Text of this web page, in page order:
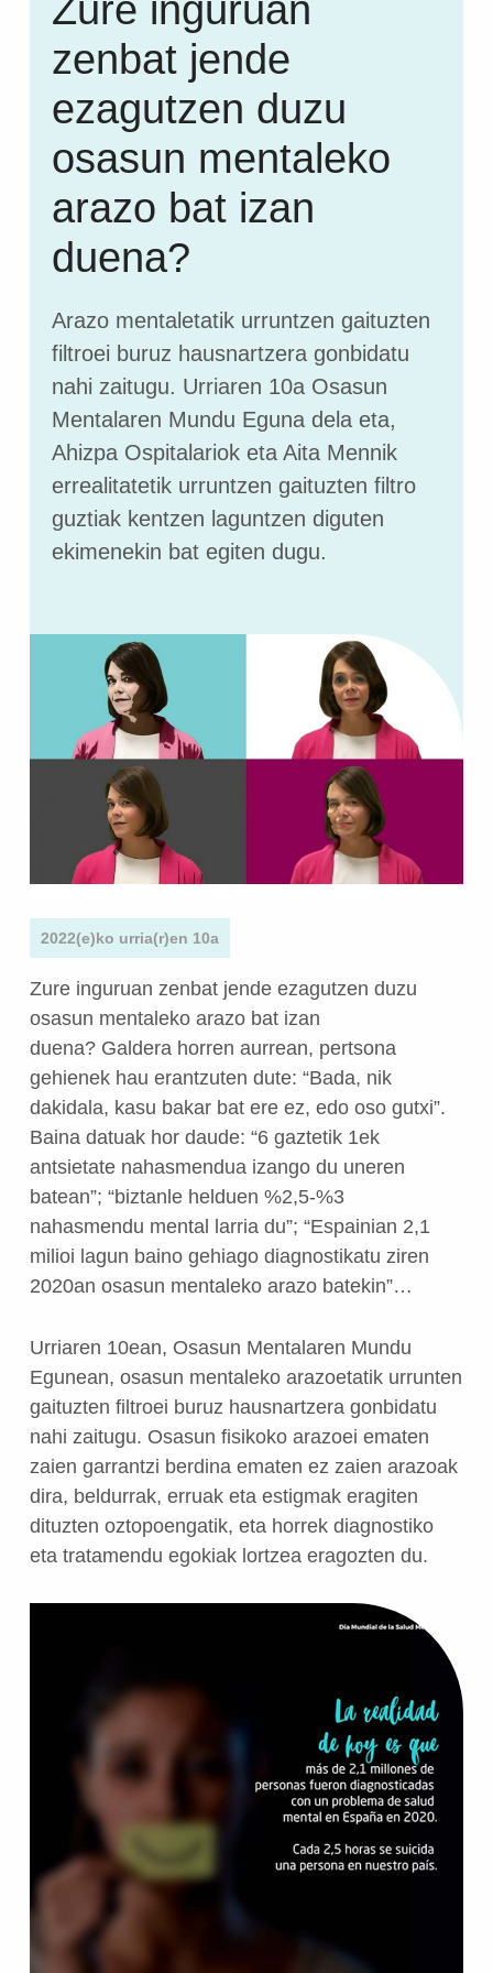
Zure inguruan
zenbat jende
ezagutzen duzu
osasun mentaleko
arazo bat izan
duena?
Arazo mentaletatik urruntzen gaituzten
filtroei buruz hausnartzera gonbidatu
nahi zaitugu. Urriaren 10a Osasun
Mentalaren Mundu Eguna dela eta,
Ahizpa Ospitalariok eta Aita Mennik
errealitatetik urruntzen gaituzten filtro
guztiak kentzen laguntzen diguten
ekimenekin bat egiten dugu.
2022(e)ko urria(r)en 10a
Zure inguruan zenbat jende ezagutzen duzu
osasun mentaleko arazo bat izan
duena? Galdera horren aurrean, pertsona
gehienek hau erantzuten dute: “Bada, nik
dakidala, kasu bakar bat ere ez, edo oso gutxi”.
Baina datuak hor daude: “6 gaztetik 1ek
antsietate nahasmendua izango du uneren
batean”; “biztanle helduen %2,5-%3
nahasmendu mental larria du”; “Espainian 2,1
milioi lagun baino gehiago diagnostikatu ziren
2020an osasun mentaleko arazo batekin”…
Urriaren 10ean, Osasun Mentalaren Mundu
Egunean, osasun mentaleko arazoetatik urrunten
gaituzten filtroei buruz hausnartzera gonbidatu
nahi zaitugu. Osasun fisikoko arazoei ematen
zaien garrantzi berdina ematen ez zaien arazoak
dira, beldurrak, erruak eta estigmak eragiten
dituzten oztopoengatik, eta horrek diagnostiko
eta tratamendu egokiak lortzea eragozten du.